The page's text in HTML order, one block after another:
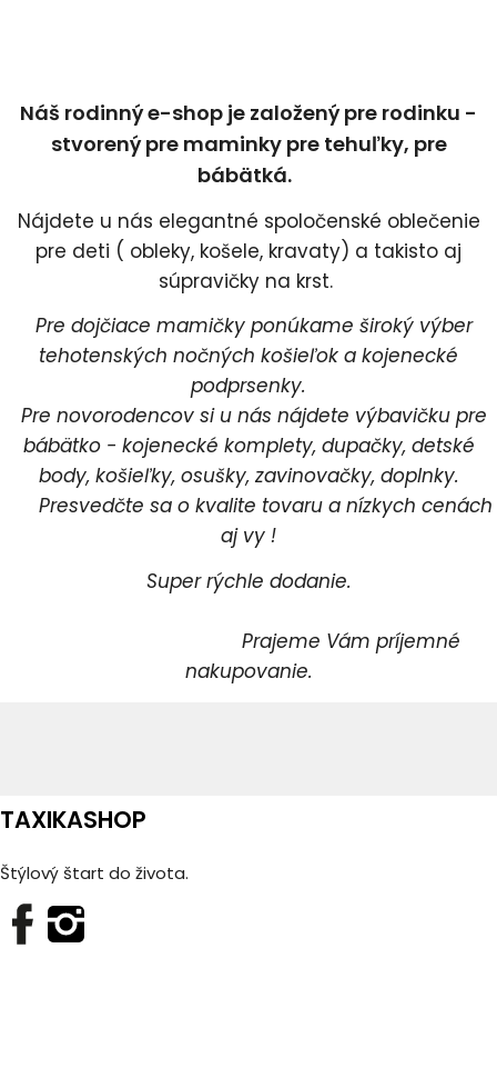
Náš rodinný e-shop je založený pre rodinku -
stvorený pre maminky pre tehuľky, pre
bábätká.
Nájdete u nás elegantné spoločenské oblečenie
pre deti ( obleky, košele, kravaty) a takisto aj
súpravičky na krst.
Pre dojčiace mamičky ponúkame široký výber
tehotenských nočných košieľok a kojenecké
podprsenky.
Pre novorodencov si u nás nájdete výbavičku pre
bábätko - kojenecké komplety, dupačky, detské
body, košieľky, osušky, zavinovačky, doplnky.
Presvedčte sa o kvalite tovaru a nízkych cenách
aj vy !
Super rýchle dodanie.
Prajeme Vám príjemné
nakupovanie.
TAXIKASHOP
Štýlový štart do života.